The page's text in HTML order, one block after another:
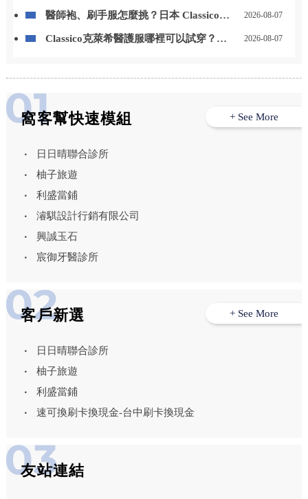
醫師袍、刷手服怎麼挑？日本 Classico克
2026-08-07
Classico克萊希醫護服哪裡可以試穿？
2026-08-07
窩客幫快速模組
日日晴聯合診所
柚子旅遊
利盛當鋪
濬騏設計行銷有限公司
興誠玉石
宸御牙醫診所
+ See More
客戶新選
日日晴聯合診所
柚子旅遊
利盛當鋪
速可換刷卡換現金-台中刷卡換現金
+ See More
友站連結